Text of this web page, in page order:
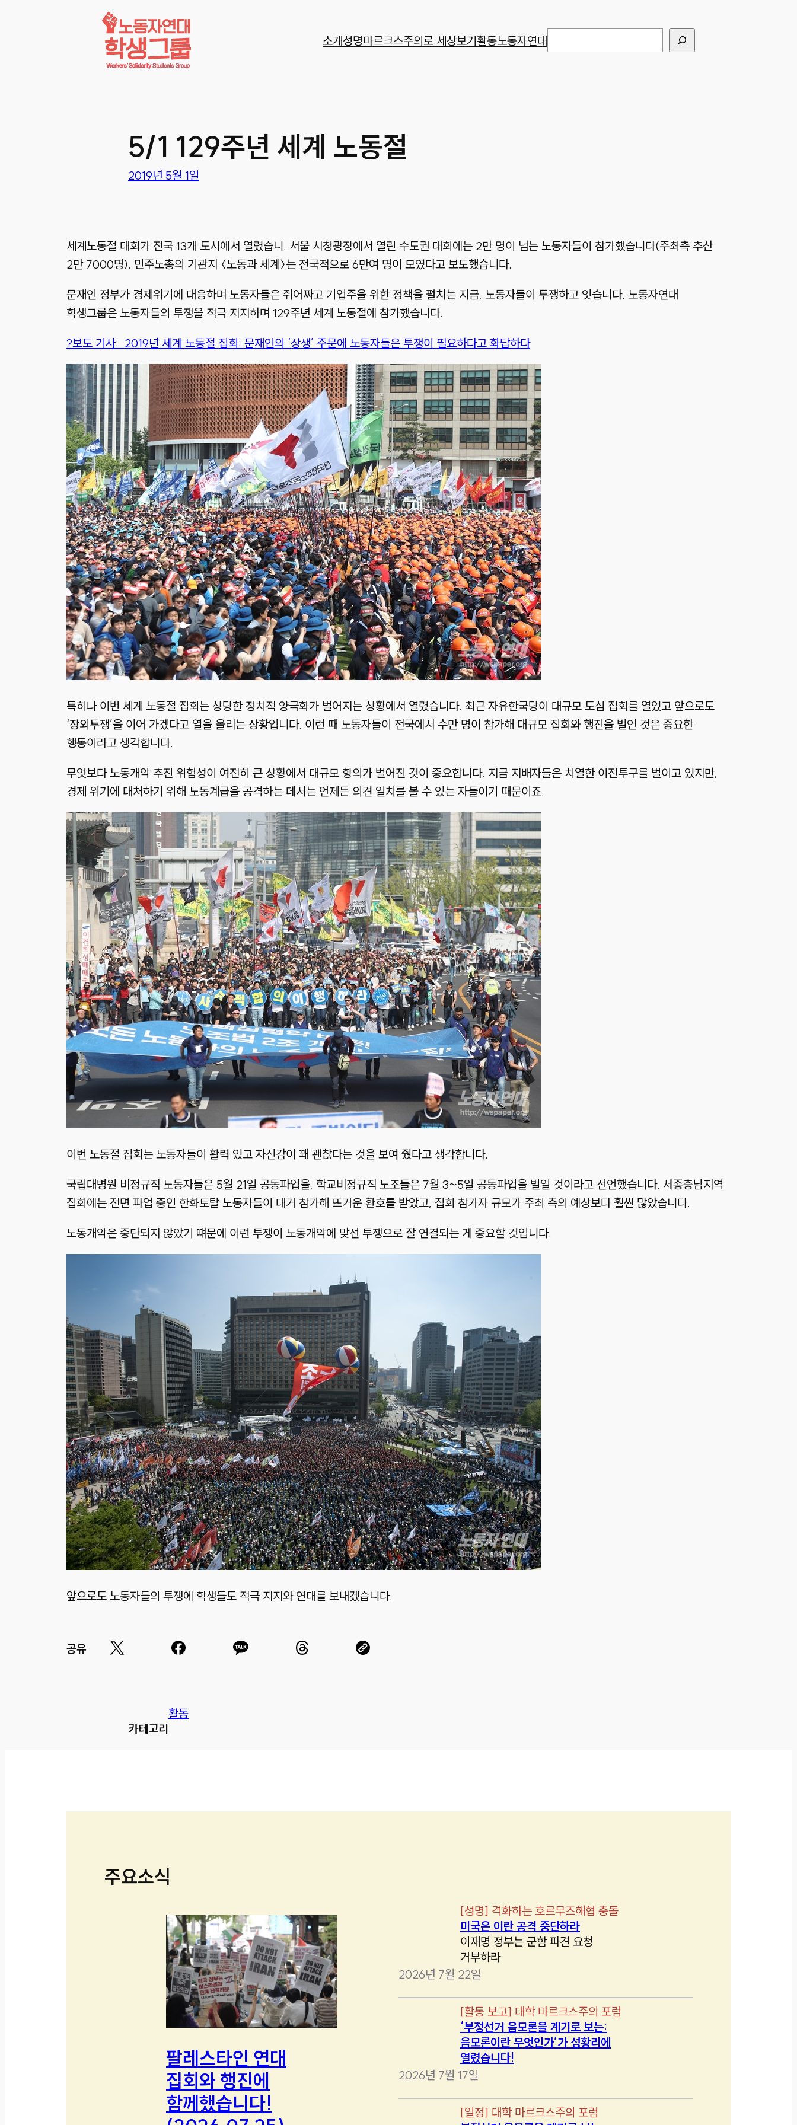
소개성명마르크스주의로 세상보기활동노동자연대
5/1 129주년 세계 노동절
2019년 5월 1일
세계노동절 대회가 전국 13개 도시에서 열렸습니. 서울 시청광장에서 열린 수도권 대회에는 2만 명이 넘는 노동자들이 참가했습니다(주최측 추산
2만 7000명). 민주노총의 기관지 〈노동과 세계〉는 전국적으로 6만여 명이 모였다고 보도했습니다.
문재인 정부가 경제위기에 대응하며 노동자들은 쥐어짜고 기업주을 위한 정책을 펼치는 지금, 노동자들이 투쟁하고 잇습니다. 노동자연대
학생그룹은 노동자들의 투쟁을 적극 지지하며 129주년 세계 노동절에 참가했습니다.
?보도 기사: 2019년 세계 노동절 집회: 문재인의 ‘상생’ 주문에 노동자들은 투쟁이 필요하다고 화답하다
특히나 이번 세계 노동절 집회는 상당한 정치적 양극화가 벌어지는 상황에서 열렸습니다. 최근 자유한국당이 대규모 도심 집회를 열었고 앞으로도
‘장외투쟁’을 이어 가겠다고 열을 올리는 상황입니다. 이런 때 노동자들이 전국에서 수만 명이 참가해 대규모 집회와 행진을 벌인 것은 중요한
행동이라고 생각합니다.
무엇보다 노동개악 추진 위험성이 여전히 큰 상황에서 대규모 항의가 벌어진 것이 중요합니다. 지금 지배자들은 치열한 이전투구를 벌이고 있지만,
경제 위기에 대처하기 위해 노동계급을 공격하는 데서는 언제든 의견 일치를 볼 수 있는 자들이기 때문이죠.
이번 노동절 집회는 노동자들이 활력 있고 자신감이 꽤 괜찮다는 것을 보여 줬다고 생각합니다.
국립대병원 비정규직 노동자들은 5월 21일 공동파업을, 학교비정규직 노조들은 7월 3~5일 공동파업을 벌일 것이라고 선언했습니다. 세종충남지역
집회에는 전면 파업 중인 한화토탈 노동자들이 대거 참가해 뜨거운 환호를 받았고, 집회 참가자 규모가 주최 측의 예상보다 훨씬 많았습니다.
노동개악은 중단되지 않았기 떄문에 이런 투쟁이 노동개악에 맞선 투쟁으로 잘 연결되는 게 중요할 것입니다.
앞으로도 노동자들의 투쟁에 학생들도 적극 지지와 연대를 보내겠습니다.
공유
카테고리
활동
주요소식
팔레스타인 연대
집회와 행진에
함께했습니다!
[성명] 격화하는 호르무즈해협 충돌
미국은 이란 공격 중단하라
이재명 정부는 군함 파견 요청
거부하라
2026년 7월 22일
[활동 보고] 대학 마르크스주의 포럼
‘부정선거 음모론을 계기로 보는:
음모론이란 무엇인가’가 성황리에
열렸습니다!
2026년 7월 17일
[일정] 대학 마르크스주의 포럼